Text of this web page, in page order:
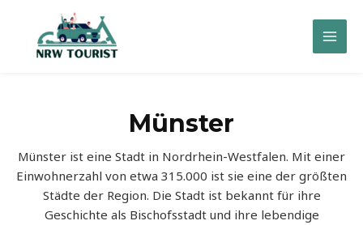
springen
Main
Münster
Münster ist eine Stadt in Nordrhein-Westfalen. Mit einer
Einwohnerzahl von etwa 315.000 ist sie eine der größten
Städte der Region. Die Stadt ist bekannt für ihre
Geschichte als Bischofsstadt und ihre lebendige